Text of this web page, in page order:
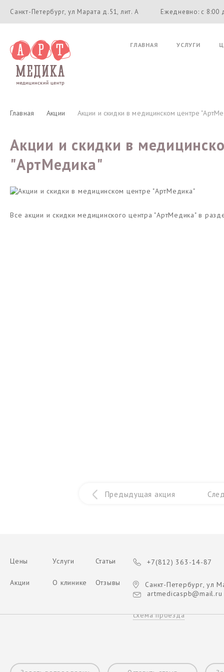
Санкт-Петербург, ул Марата д.51, лит. А Ежедневно: с 8:00
ГЛАВНАЯ УСЛУГИ
Главная Акции Акции и скидки в медицинском центре
Акции и скидки в
"АртМедика"
Все акции и скидки медицинского центра "АртМедика" в
Предыдущая акция
Цены Услуги Статьи
Акции О клинике Отзывы
+7(812) 363-14-87
Санкт-Петербург, ул
artmedicaspb@mail.ru
схема проезда